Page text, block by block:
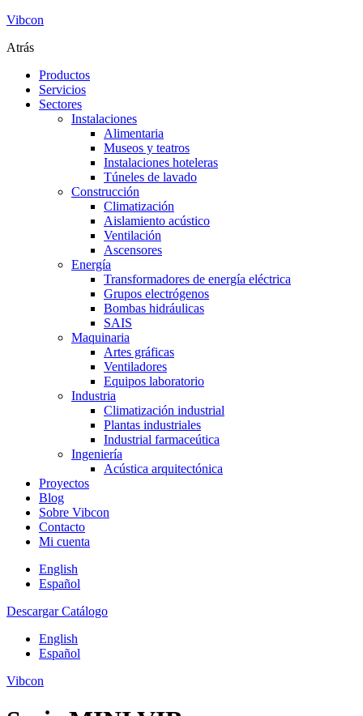
Vibcon
Atrás
Productos
Servicios
Sectores
Instalaciones
Alimentaria
Museos y teatros
Instalaciones hoteleras
Túneles de lavado
Construcción
Climatización
Aislamiento acústico
Ventilación
Ascensores
Energía
Transformadores de energía eléctrica
Grupos electrógenos
Bombas hidráulicas
SAIS
Maquinaria
Artes gráficas
Ventiladores
Equipos laboratorio
Industria
Climatización industrial
Plantas industriales
Industrial farmaceútica
Ingeniería
Acústica arquitectónica
Proyectos
Blog
Sobre Vibcon
Contacto
Mi cuenta
English
Español
Descargar Catálogo
English
Español
Vibcon